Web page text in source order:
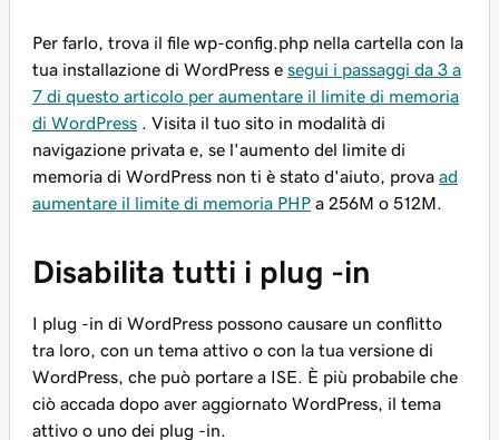
Per farlo, trova il file wp-config.php nella cartella con la
tua installazione di WordPress e segui i passaggi da 3 a
7 di questo articolo per aumentare il limite di memoria
di WordPress . Visita il tuo sito in modalità di
navigazione privata e, se l'aumento del limite di
memoria di WordPress non ti è stato d'aiuto, prova ad
aumentare il limite di memoria PHP a 256M o 512M.
Disabilita tutti i plug -in
I plug -in di WordPress possono causare un conflitto
tra loro, con un tema attivo o con la tua versione di
WordPress, che può portare a ISE. È più probabile che
ciò accada dopo aver aggiornato WordPress, il tema
attivo o uno dei plug -in.